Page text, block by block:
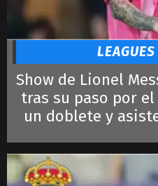
Show de Lionel
tras su paso por
un doblete y